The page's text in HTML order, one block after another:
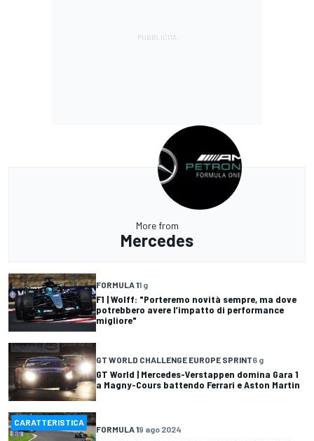
More from
Mercedes
FORMULA 11 g
F1 | Wolff: "Porteremo novità sempre, ma dove
potrebbero avere l’impatto di performance
migliore"
GT WORLD CHALLENGE EUROPE SPRINT6 g
GT World | Mercedes-Verstappen domina Gara 1
a Magny-Cours battendo Ferrari e Aston Martin
CARATTERISTICA
FORMULA 19 ago 2024